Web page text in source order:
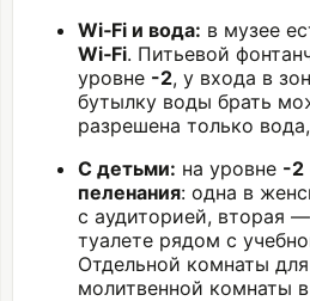
Wi‑Fi и вода: в музее
Wi‑Fi. Питьевой
уровне -2, у входа в
бутылку воды брать
разрешена только
С детьми: на уровне -2
пеленания: одна в
с аудиторией, вторая
туалете рядом с
Отдельной комнаты
молитвенной комнаты